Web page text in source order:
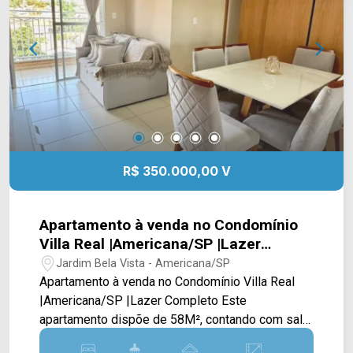
e agende a sua visita!! WhatsApp e Telefone:
(19) 3475-4546 ARBIX IMÓVEIS - Presente em
cada mudança!
R$ 350.000,00 V
Apartamento à venda no Condomínio
Villa Real |Americana/SP |Lazer
Completo
Jardim Bela Vista - Americana/SP
Apartamento à venda no Condomínio Villa Real
|Americana/SP |Lazer Completo Este
apartamento dispõe de 58M², contando com sala
de estar e de jantar integradas, cozinha toda